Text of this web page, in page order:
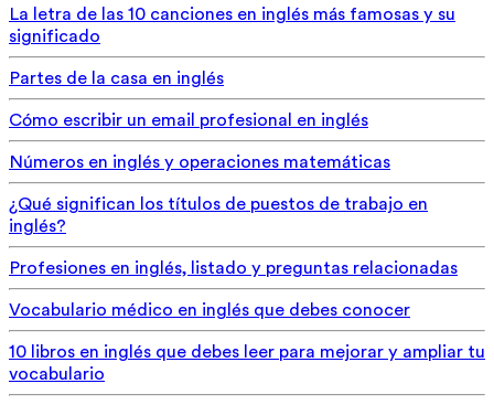
La letra de las 10 canciones en inglés más famosas y su
significado
Partes de la casa en inglés
Cómo escribir un email profesional en inglés
Números en inglés y operaciones matemáticas
¿Qué significan los títulos de puestos de trabajo en
inglés?
Profesiones en inglés, listado y preguntas relacionadas
Vocabulario médico en inglés que debes conocer
10 libros en inglés que debes leer para mejorar y ampliar tu
vocabulario